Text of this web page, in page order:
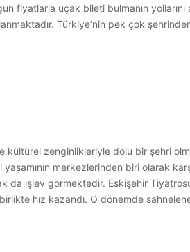
uçak bileti bulmanın yollarını
Türkiye’nin pek çok
zenginlikleriyle dolu bir şehri
merkezlerinden biri olarak
da işlev görmektedir. Eskişehir
hız kazandı. O dönemde